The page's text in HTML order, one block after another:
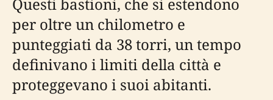
per oltre un chilometro e
punteggiati da 38 torri, un tempo
definivano i limiti della città e
proteggevano i suoi abitanti.